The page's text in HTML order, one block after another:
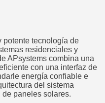
potente tecnología de
residenciales y
APsystems combina una
con una interfaz de
energía confiable e
del sistema
paneles solares.